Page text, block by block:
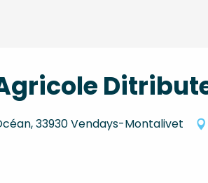
33930 Vendays-Montalivet